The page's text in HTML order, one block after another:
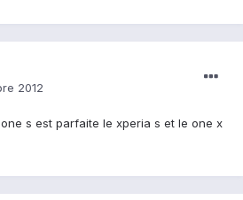
2012
s est parfaite le xperia s et le one x